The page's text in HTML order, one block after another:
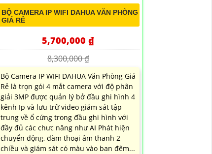
BỘ CAMERA IP WIFI DAHUA VĂN PHÒNG
GIÁ RẺ
5,700,000 ₫
8,300,000 ₫
Bộ Camera IP WIFI DAHUA Văn Phòng Giá
Rẻ là trọn gói 4 mắt camera với độ phân
giải 3MP được quản lý bở đầu ghi hình 4
kênh Ip và lưu trữ video giám sát tập
trung về ổ cứng trong đầu ghi hình với
đầy đủ các chưc năng như AI Phát hiện
chuyển động, đàm thoại âm thanh 2
chiều và giám sát có màu vào ban đêm...